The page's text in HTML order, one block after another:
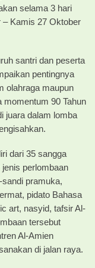
selama 3 hari
– Kamis 27 Oktober
santri dan peserta
pentingnya
olahraga maupun
momentum 90 Tahun
juara dalam lomba
dari 35 sangga
jenis perlombaan
pramuka,
pidato Bahasa
art, nasyid, tafsir Al-
tersebut
Al-Amien
di jalan raya.